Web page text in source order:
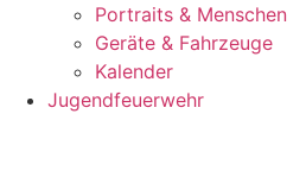
Portraits & Menschen
Geräte & Fahrzeuge
Kalender
Jugendfeuerwehr